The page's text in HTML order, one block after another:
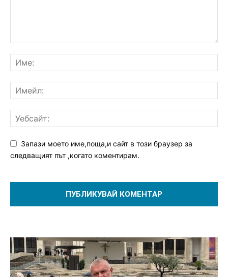
Запази моето име,поща,и сайт в този браузер за
следващият път ,когато коментирам.